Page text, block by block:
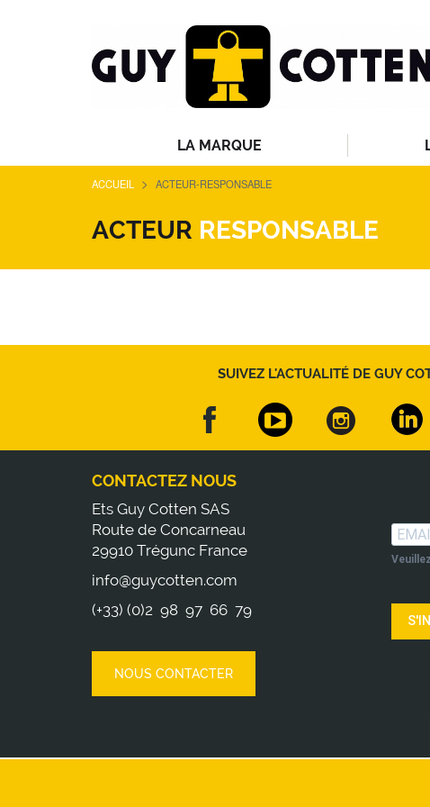
LA MARQUE
ACCUEIL > ACTEUR-RESPONSABLE
ACTEUR RESPONSABLE
SUIVEZ L'ACTUALITÉ DE GUY
CONTACTEZ NOUS
Ets Guy Cotten SAS
Route de Concarneau
29910 Trégunc France
info@guycotten.com
(+33) (0)2 98 97 66 79
NOUS CONTACTER